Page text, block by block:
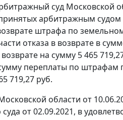
суд Московской
арбитражным
штрафа по
отказа в возврате в
возврате на сумму 5 465
переплаты по штрафам
719,27 руб.
области от
от 02.09.2021, в